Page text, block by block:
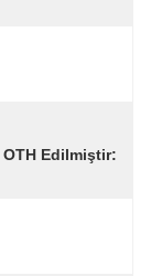
OTH Edilmiştir: